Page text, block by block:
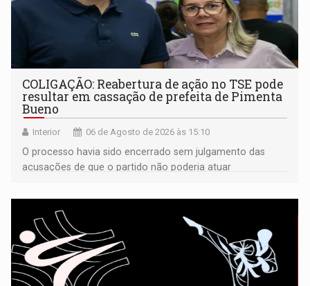
COLIGAÇÃO: Reabertura de ação no TSE pode
resultar em cassação de prefeita de Pimenta
Bueno
Interior 06 de Agosto de 2026 às 15:10
O processo havia sido encerrado sem julgamento das
acusações de que o partido não poderia atuar